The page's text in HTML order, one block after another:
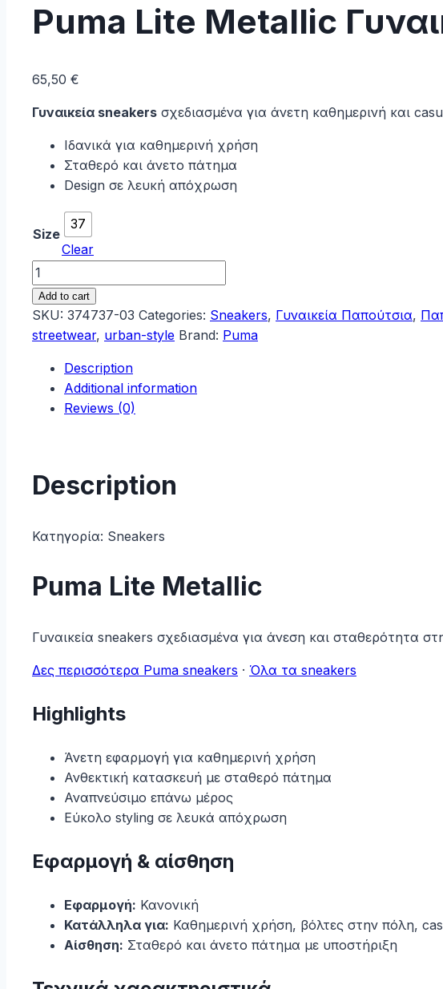
Puma Lite Metallic
65,50 €
Γυναικεία sneakers σχεδιασμένα για άνετη καθημερινή και
Ιδανικά για καθημερινή χρήση
Σταθερό και άνετο πάτημα
Design σε λευκή απόχρωση
Size
37
Clear
Puma
Lite
Metallic
Γυναικεία
374737-
quantity
Add to cart
SKU: 374737-03 Categories: Sneakers, Γυναικεία Παπούτσια,
streetwear, urban-style Brand: Puma
Description
Additional information
Reviews (0)
Description
Κατηγορία: Sneakers
Puma Lite Metallic
Γυναικεία sneakers σχεδιασμένα για άνεση και σταθερότητα
Δες περισσότερα Puma sneakers · Όλα τα sneakers
Highlights
Άνετη εφαρμογή για καθημερινή χρήση
Ανθεκτική κατασκευή με σταθερό πάτημα
Αναπνεύσιμο επάνω μέρος
Εύκολο styling σε λευκά απόχρωση
Εφαρμογή & αίσθηση
Εφαρμογή: Κανονική
Κατάλληλα για: Καθημερινή χρήση, βόλτες στην πόλη,
Αίσθηση: Σταθερό και άνετο πάτημα με υποστήριξη